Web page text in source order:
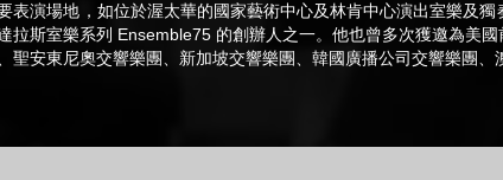
表演場地，如位於渥太華的國家藝術中心及林肯中心演出室樂及
拉斯室樂系列 Ensemble75 的創辦人之一。他也曾多次獲邀為美
聖安東尼奧交響樂團、新加坡交響樂團、韓國廣播公司交響樂團、